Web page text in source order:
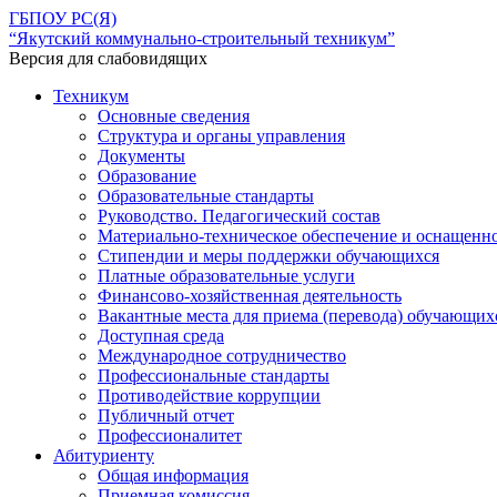
ГБПОУ РС(Я)
“Якутский коммунально-строительный техникум”
Версия для слабовидящих
Техникум
Основные сведения
Структура и органы управления
Документы
Образование
Образовательные стандарты
Руководство. Педагогический состав
Материально-техническое обеспечение и
Стипендии и меры поддержки обучающихся
Платные образовательные услуги
Финансово-хозяйственная деятельность
Вакантные места для приема (перевода)
Доступная среда
Международное сотрудничество
Профессиональные стандарты
Противодействие коррупции
Публичный отчет
Профессионалитет
Абитуриенту
Общая информация